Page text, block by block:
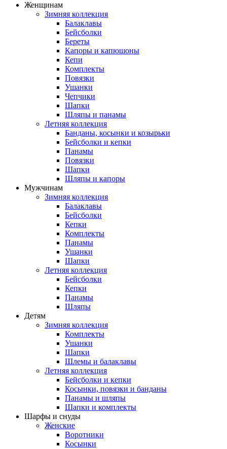
Женщинам
Зимняя коллекция
Балаклавы
Бейсболки
Береты
Капоры и капюшоны
Кепи
Комплекты
Повязки
Ушанки
Чепчики
Шапки
Шляпы и панамы
Летняя коллекция
Банданы, косынки и козырьки
Бейсболки и кепки
Панамы
Повязки
Шапки
Шляпы и капоры
Мужчинам
Зимняя коллекция
Балаклавы
Бейсболки
Кепки
Комплекты
Панамы
Ушанки
Шапки
Летняя коллекция
Бейсболки
Кепки
Панамы
Шляпы
Детям
Зимняя коллекция
Комплекты
Ушанки
Шапки
Шлемы и балаклавы
Летняя коллекция
Бейсболки и кепки
Косынки, повязки и банданы
Панамы и шляпы
Шапки и комплекты
Шарфы и снуды
Женские
Воротники
Косынки